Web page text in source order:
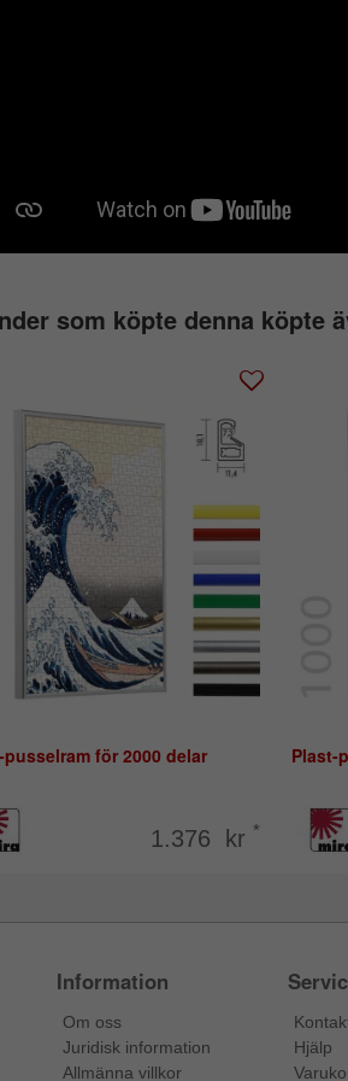
som köpte denna köpte
för 2000 delar
1.376 kr *
Plast-
Information
Om oss
Juridisk information
Allmänna villkor
Hjälp